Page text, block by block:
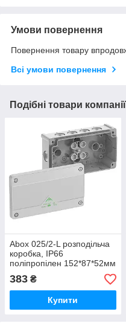
Умови повернення
Повернення товару
Всі умови повернення
Подібні товари компанії
Abox 025/2-L розподільча
коробка, IP66
поліпропілен 152*87*52мм
IP65 M20/10
383 ₴
Купити